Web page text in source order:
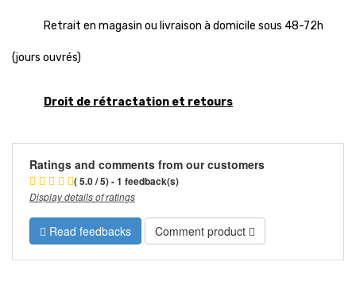
Retrait en magasin ou livraison à domicile sous 48-72h
(jours ouvrés)
Droit de rétractation et retours
Ratings and comments from our customers
( 5.0 / 5) - 1 feedback(s)
Display details of ratings
Read feedbacks Comment product